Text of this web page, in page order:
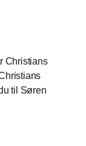
Christians
til Søren